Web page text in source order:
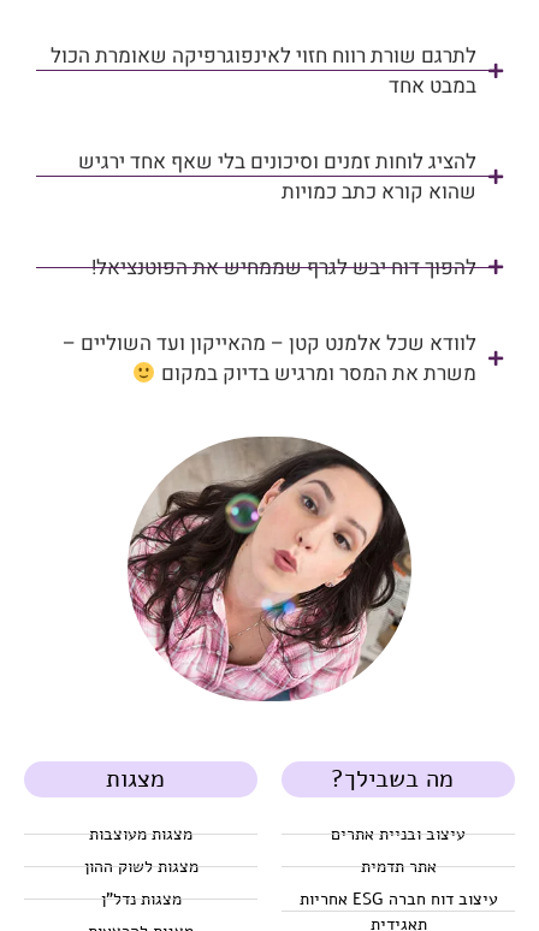
לתרגם שורת רווח חזוי לאינפוגרפיקה שאומרת הכול
במבט אחד
להציג לוחות זמנים וסיכונים בלי שאף אחד ירגיש
שהוא קורא כתב כמויות
להפוך דוח יבש לגרף שממחיש את הפוטנציאל!
לוודא שכל אלמנט קטן – מהאייקון ועד השוליים –
משרת את המסר ומרגיש בדיוק במקום
מה בשבילך?
עיצוב ובניית אתרים
אתר תדמית
עיצוב דוח חברה ESG אחריות
תאגידית
מצגות
מצגות מעוצבות
מצגות לשוק ההון
מצגות נדל"ן